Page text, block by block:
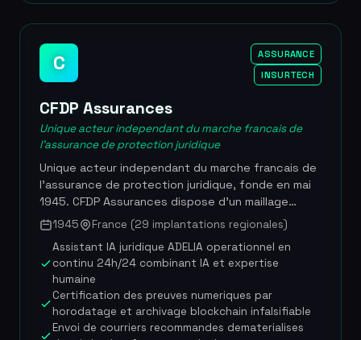
siege social est situe au 53 rue de Chateaudun a
Paris et elle est dirigee par Valerie Nassivera. Plus
de 20 000 clients, note de satisfaction de 4,8/5
sur 2 822 avis, chiffre d'affaires de 14,1 M EUR en
2020 (marge EBITDA de 37%), acquise par Tinexta
43,8 M EUR, 40% restants en 2023 pour 30,6 M
EUR). Capital social de 500 000 EUR, RCS 434 202
180.
C
ASSURANCE
INSURTECH
CFDP Assurances
Unique acteur independant du marche francais de
l'assurance de protection juridique
Unique acteur independant du marche francais de
l'assurance de protection juridique, fonde en mai
1945. CFDP Assurances dispose d'un maillage
territorial dense avec 29 implantations reparties
sur l'ensemble du territoire national et emploie
239 collaborateurs. La societe combine des outils
digitaux innovants integrant intelligence
artificielle et blockchain avec une expertise
humaine de terrain pour accompagner
professionnels, collectivites, particuliers et
associations dans la prevention et la resolution de
1945
France (29 implantations regionales)
Assistant IA juridique ADELIA operationnel en
continu 24h/24 combinant IA et expertise
humaine
Certification des preuves numeriques par
horodatage et archivage blockchain infalsifiable
Envoi de courriers recommandes dematerialises